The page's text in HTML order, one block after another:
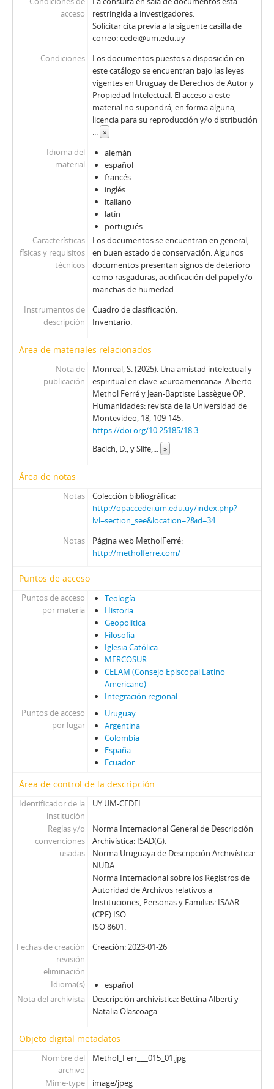
acceso
restringida a investigadores.
Solicitar cita previa a la siguente casilla de
correo: cedei@um.edu.uy
Condiciones
Los documentos puestos a disposición en
este catálogo se encuentran bajo las leyes
vigentes en Uruguay de Derechos de Autor y
Propiedad Intelectual. El acceso a este
material no supondrá, en forma alguna,
licencia para su reproducción y/o distribución
... »
Idioma del
material
alemán
español
francés
inglés
italiano
latín
portugués
Características
físicas y requisitos
técnicos
Los documentos se encuentran en general,
en buen estado de conservación. Algunos
documentos presentan signos de deterioro
como rasgaduras, acidificación del papel y/o
manchas de humedad.
Instrumentos de
descripción
Cuadro de clasificación.
Inventario.
Área de materiales relacionados
Nota de
publicación
Monreal, S. (2025). Una amistad intelectual y
espiritual en clave «euroamericana»: Alberto
Methol Ferré y Jean-Baptiste Lassègue OP.
Humanidades: revista de la Universidad de
Montevideo, 18, 109-145.
https://doi.org/10.25185/18.3
Bacich, D., y Slife,... »
Área de notas
Notas
Colección bibliográfica:
http://opaccedei.um.edu.uy/index.php?
lvl=section_see&location=2&id=34
Notas
Página web MetholFerré:
http://metholferre.com/
Puntos de acceso
Puntos de acceso
por materia
Teología
Historia
Geopolítica
Filosofía
Iglesia Católica
MERCOSUR
CELAM (Consejo Episcopal Latino
Americano)
Integración regional
Puntos de acceso
por lugar
Uruguay
Argentina
Colombia
España
Ecuador
Área de control de la descripción
Identificador de la
institución
UY UM-CEDEI
Reglas y/o
convenciones
usadas
Norma Internacional General de Descripción
Archivística: ISAD(G).
Norma Uruguaya de Descripción Archivística:
NUDA.
Norma Internacional sobre los Registros de
Autoridad de Archivos relativos a
Instituciones, Personas y Familias: ISAAR
(CPF).ISO
ISO 8601.
Fechas de creación
revisión
eliminación
Creación: 2023-01-26
Idioma(s)
español
Nota del archivista
Descripción archivística: Bettina Alberti y
Natalia Olascoaga
Objeto digital metadatos
Nombre del
archivo
Methol_Ferr___015_01.jpg
Mime-type
image/jpeg